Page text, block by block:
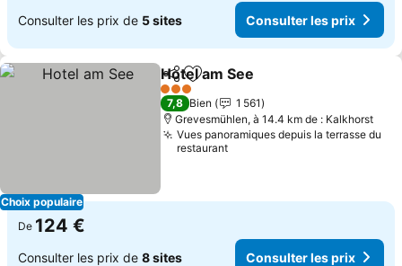
Consulter les prix de 5 sites Consulter les prix
Choix populaire
PartagerAjouter à mes favoris
Hotel am See
3 Étoiles
7,8 Bien
1 561
Grevesmühlen, à 14.4 km de : Kalkhorst
Vues panoramiques depuis la terrasse du
restaurant
De 124 €
Consulter les prix de 8 sites Consulter les prix